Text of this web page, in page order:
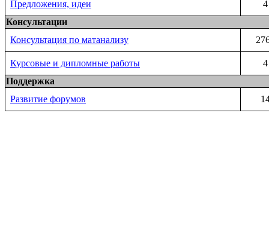
Предложения, идеи
4
Консультации
Консультация по матанализу
Курсовые и дипломные работы
4
Поддержка
Развитие форумов